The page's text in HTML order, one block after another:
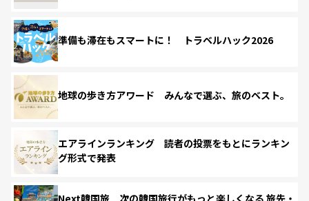
準備も滞在もスマートに！ トラベルハック2026
地球の歩き方アワード みんなで選ぶ、旅のベスト。
エアラインランキング 読者の投票をもとにランキン
グ形式で発表
Next韓国旅 次の韓国旅行がもっと楽しくなる 旅先・